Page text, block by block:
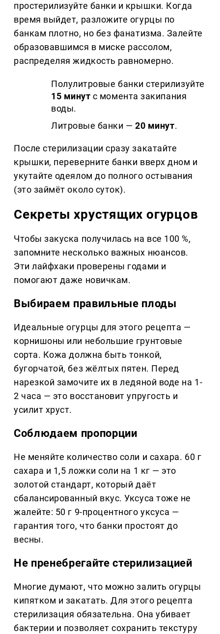
простерилизуйте банки и крышки. Когда
время выйдет, разложите огурцы по
банкам плотно, но без фанатизма. Залейте
образовавшимся в миске рассолом,
распределяя жидкость равномерно.
Полулитровые банки стерилизуйте
15 минут с момента закипания
воды.
Литровые банки —20 минут.
После стерилизации сразу закатайте
крышки, переверните банки вверх дном и
укутайте одеялом до полного остывания
(это займёт около суток).
Секреты хрустящих огурцов
Чтобы закуска получилась на все 100 %,
запомните несколько важных нюансов.
Эти лайфхаки проверены годами и
помогают даже новичкам.
Выбираем правильные плоды
Идеальные огурцы для этого рецепта —
корнишоны или небольшие грунтовые
сорта. Кожа должна быть тонкой,
бугорчатой, без жёлтых пятен. Перед
нарезкой замочите их в ледяной воде на 1-
2 часа — это восстановит упругость и
усилит хруст.
Соблюдаем пропорции
Не меняйте количество соли и сахара. 60 г
сахара и 1,5 ложки соли на 1 кг — это
золотой стандарт, который даёт
сбалансированный вкус. Уксуса тоже не
жалейте: 50 г 9-процентного уксуса —
гарантия того, что банки простоят до
весны.
Не пренебрегайте стерилизацией
Многие думают, что можно залить огурцы
кипятком и закатать. Для этого рецепта
стерилизация обязательна. Она убивает
бактерии и позволяет сохранить текстуру